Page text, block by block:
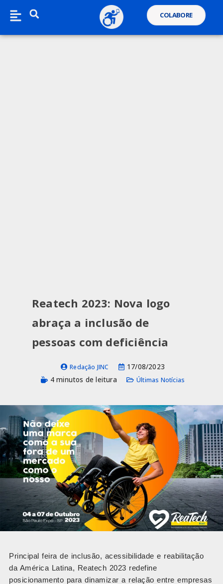
COLABORE
Reatech 2023: Nova logo
abraça a inclusão de
pessoas com deficiência
Redação JINC
17/08/2023
4 minutos de leitura
Últimas Notícias
Principal feira de inclusão, acessibilidade e reabilitação
da América Latina, Reatech 2023 redefine
posicionamento para dinamizar a relação entre empresas